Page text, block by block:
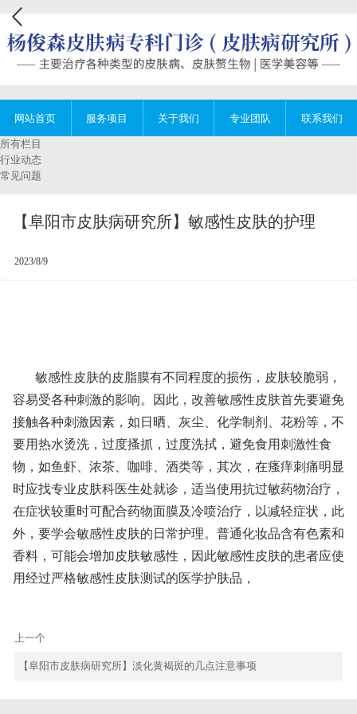
网站首页 服务项目 关于我们 专业团队 联系我们
所有栏目
行业动态
常见问题
【阜阳市皮肤病研究所】敏感性皮肤的护理
2023/8/9
敏感性皮肤的皮脂膜有不同程度的损伤，皮肤较脆弱，
容易受各种刺激的影响。因此，改善敏感性皮肤首先要避免
接触各种刺激因素，如日晒、灰尘、化学制剂、花粉等，不
要用热水烫洗，过度搔抓，过度洗拭，避免食用刺激性食
物，如鱼虾、浓茶、咖啡、酒类等，其次，在瘙痒刺痛明显
时应找专业皮肤科医生处就诊，适当使用抗过敏药物治疗，
在症状较重时可配合药物面膜及冷喷治疗，以减轻症状，此
外，要学会敏感性皮肤的日常护理。普通化妆品含有色素和
香料，可能会增加皮肤敏感性，因此敏感性皮肤的患者应使
用经过严格敏感性皮肤测试的医学护肤品，
上一个
【阜阳市皮肤病研究所】淡化黄褐斑的几点注意事项